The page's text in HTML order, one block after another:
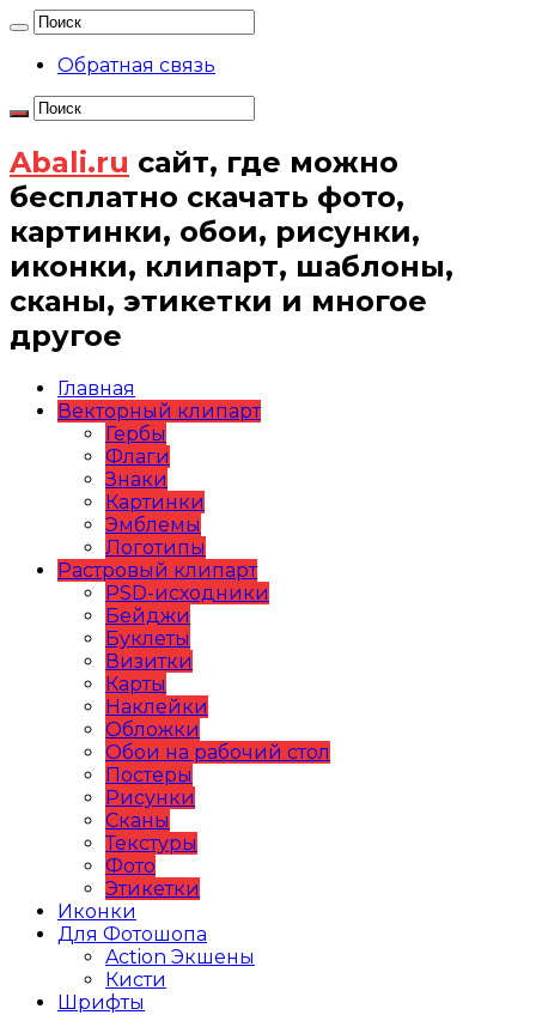
Обратная связь
Abali.ru сайт, где можно
бесплатно скачать фото,
картинки, обои, рисунки,
иконки, клипарт, шаблоны,
сканы, этикетки и многое
другое
Главная
Векторный клипарт
Гербы
Флаги
Знаки
Картинки
Эмблемы
Логотипы
Растровый клипарт
PSD-исходники
Бейджи
Буклеты
Визитки
Карты
Наклейки
Обложки
Обои на рабочий стол
Постеры
Рисунки
Сканы
Текстуры
Фото
Этикетки
Иконки
Для Фотошопа
Action Экшены
Кисти
Шрифты